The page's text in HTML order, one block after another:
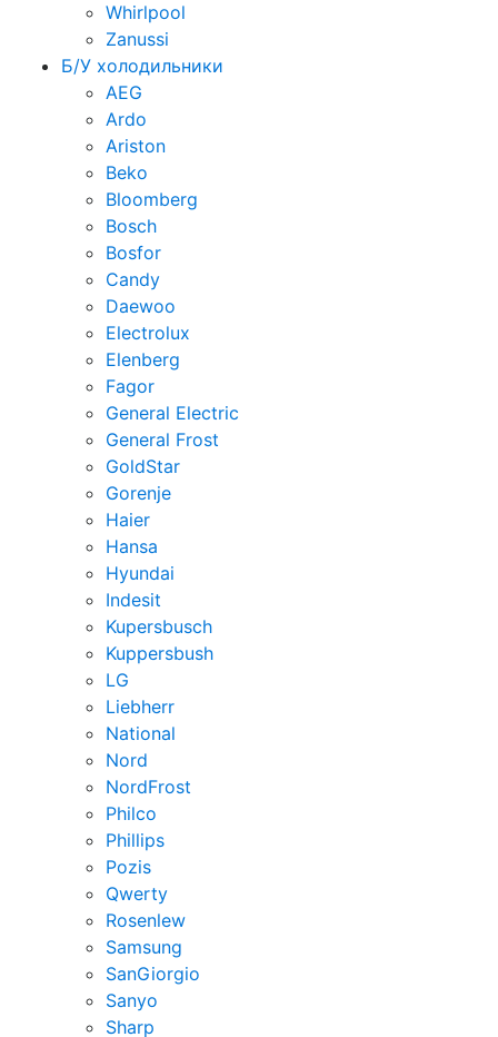
Whirlpool
Zanussi
Б/У холодильники
AEG
Ardo
Ariston
Beko
Bloomberg
Bosch
Bosfor
Candy
Daewoo
Electrolux
Elenberg
Fagor
General Electric
General Frost
GoldStar
Gorenje
Haier
Hansa
Hyundai
Indesit
Kupersbusch
Kuppersbush
LG
Liebherr
National
Nord
NordFrost
Philco
Phillips
Pozis
Qwerty
Rosenlew
Samsung
SanGiorgio
Sanyo
Sharp